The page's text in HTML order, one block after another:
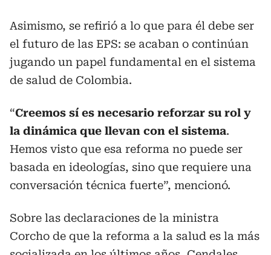
Asimismo, se refirió a lo que para él debe ser
el futuro de las EPS: se acaban o continúan
jugando un papel fundamental en el sistema
de salud de Colombia.
“Creemos sí es necesario reforzar su rol y
la dinámica que llevan con el sistema.
Hemos visto que esa reforma no puede ser
basada en ideologías, sino que requiere una
conversación técnica fuerte”, mencionó.
Sobre las declaraciones de la ministra
Corcho de que la reforma a la salud es la más